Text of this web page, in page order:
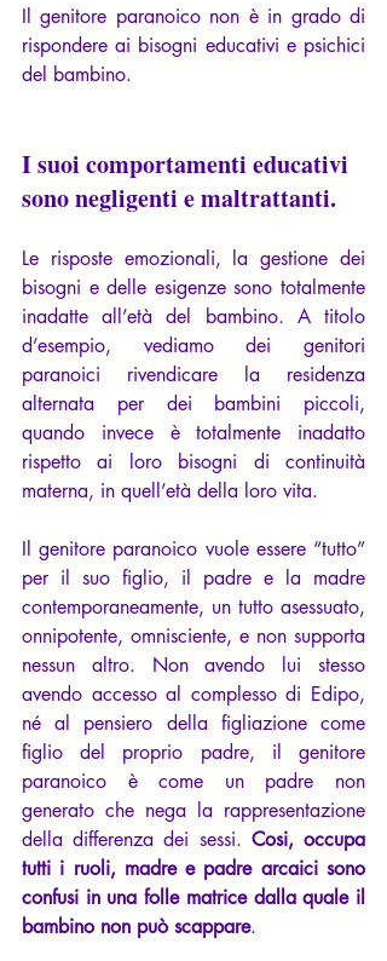
Il genitore paranoico non è in grado di
rispondere ai bisogni educativi e psichici
del bambino.
I suoi comportamenti educativi
sono negligenti e maltrattanti.
Le risposte emozionali, la gestione dei
bisogni e delle esigenze sono totalmente
inadatte all’età del bambino. A titolo
d’esempio, vediamo dei genitori
paranoici rivendicare la residenza
alternata per dei bambini piccoli,
quando invece è totalmente inadatto
rispetto ai loro bisogni di continuità
materna, in quell’età della loro vita.
Il genitore paranoico vuole essere “tutto”
per il suo figlio, il padre e la madre
contemporaneamente, un tutto asessuato,
onnipotente, omnisciente, e non supporta
nessun altro. Non avendo lui stesso
avendo accesso al complesso di Edipo,
né al pensiero della figliazione come
figlio del proprio padre, il genitore
paranoico è come un padre non
generato che nega la rappresentazione
della differenza dei sessi. Cosi, occupa
tutti i ruoli, madre e padre arcaici sono
confusi in una folle matrice dalla quale il
bambino non può scappare.